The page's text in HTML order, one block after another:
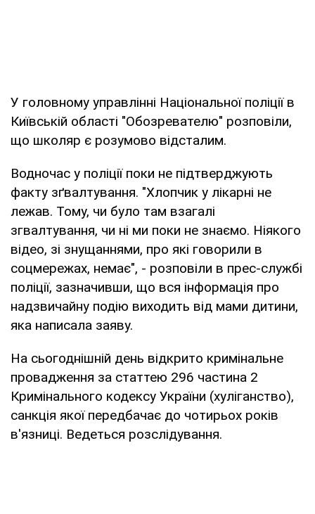
У головному управлінні Національної поліції в
Київській області "Обозревателю" розповіли,
що школяр є розумово відсталим.
Водночас у поліції поки не підтверджують
факту зґвалтування. "Хлопчик у лікарні не
лежав. Тому, чи було там взагалі
згвалтування, чи ні ми поки не знаємо. Ніякого
відео, зі знущаннями, про які говорили в
соцмережах, немає", - розповіли в прес-службі
поліції, зазначивши, що вся інформація про
надзвичайну подію виходить від мами дитини,
яка написала заяву.
На сьогоднішній день відкрито кримінальне
провадження за статтею 296 частина 2
Кримінального кодексу України (хуліганство),
санкція якої передбачає до чотирьох років
в'язниці. Ведеться розслідування.